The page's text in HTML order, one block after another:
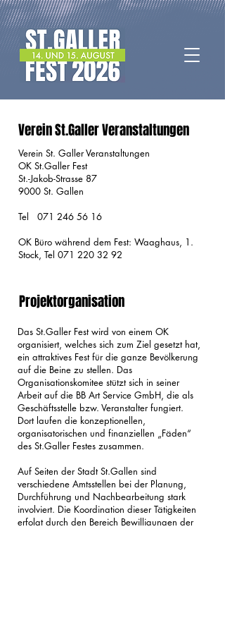
Verein St.Galler Veranstaltungen
Verein St. Galler Veranstaltungen
OK St.Galler Fest
St.-Jakob-Strasse 87
9000 St. Gallen
Tel 071 246 56 16
OK Büro während dem Fest: Waaghaus, 1.
Stock, Tel 071 220 32 92
Projektorganisation
Das St.Galler Fest wird von einem OK
organisiert, welches sich zum Ziel gesetzt hat,
ein attraktives Fest für die ganze Bevölkerung
auf die Beine zu stellen. Das
Organisationskomitee stützt sich in seiner
Arbeit auf die BB Art Service GmbH, die als
Geschäftsstelle bzw. Veranstalter fungiert.
Dort laufen die konzeptionellen,
organisatorischen und finanziellen „Fäden“
des St.Galler Festes zusammen.
Auf Seiten der Stadt St.Gallen sind
verschiedene Amtsstellen bei der Planung,
Durchführung und Nachbearbeitung stark
involviert. Die Koordination dieser Tätigkeiten
erfolgt durch den Bereich Bewilligungen der